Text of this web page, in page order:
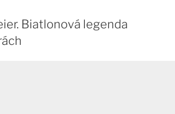
Biatlonová legenda